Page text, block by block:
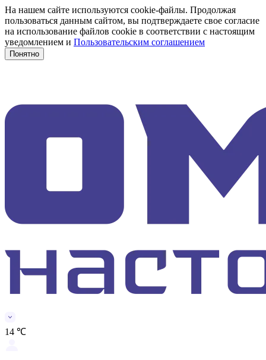
На нашем сайте используются cookie-файлы. Продолжая
пользоваться данным сайтом, вы подтверждаете свое согласие
на использование файлов cookie в соответствии с настоящим
уведомлением и Пользовательским соглашением
Понятно
14 ℃